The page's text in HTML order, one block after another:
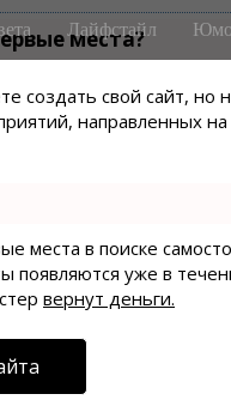
места?
создать свой сайт,
направленных
места в поиске
появляются уже в
вернут деньги.
Лайфстайл